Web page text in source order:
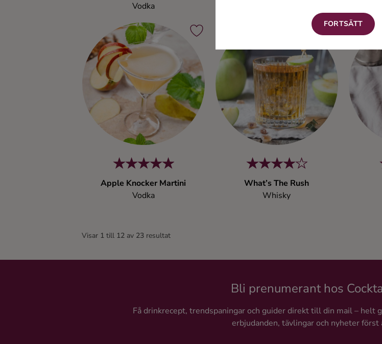
FORTSÄTT
Vodka
Apple Knocker Martini
Vodka
What’s The Rush
Whisky
Visar 1 till 12 av 23 resultat
Bli prenumerant hos
Få drinkrecept, trendspaningar och guider direkt till din mail – helt
erbjudanden, tävlingar och nyheter först